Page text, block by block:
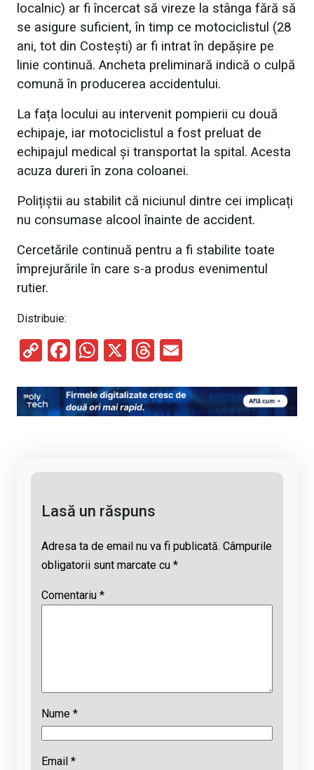
localnic) ar fi încercat să vireze la stânga fără să
se asigure suficient, în timp ce motociclistul (28
ani, tot din Costești) ar fi intrat în depășire pe
linie continuă. Ancheta preliminară indică o culpă
comună în producerea accidentului.
La fața locului au intervenit pompierii cu două
echipaje, iar motociclistul a fost preluat de
echipajul medical și transportat la spital. Acesta
acuza dureri în zona coloanei.
Polițiștii au stabilit că niciunul dintre cei implicați
nu consumase alcool înainte de accident.
Cercetările continuă pentru a fi stabilite toate
împrejurările în care s-a produs evenimentul
rutier.
Distribuie:
C
py
Li
F
ce
b
W
at
s
X
T
e
a
ail
Lasă un răspuns
Adresa ta de email nu va fi publicată. Câmpurile
obligatorii sunt marcate cu *
Comentariu *
Nume *
Email *